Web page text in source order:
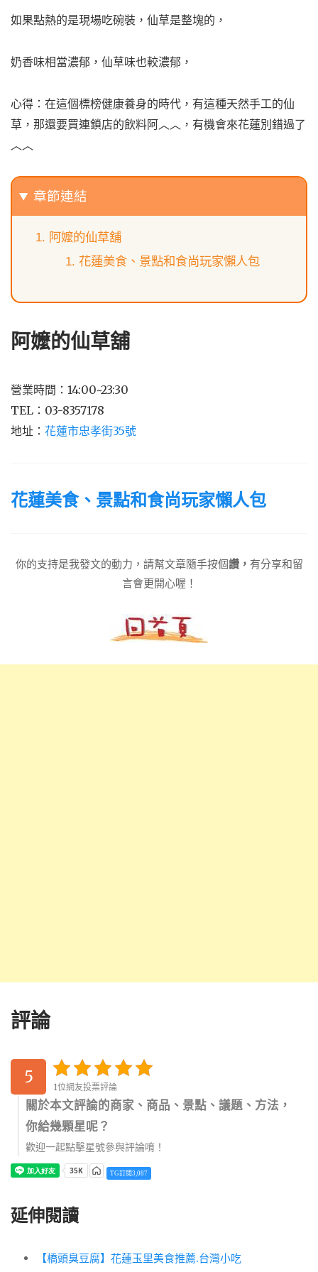
如果點熱的是現場吃碗裝，仙草是整塊的，
奶香味相當濃郁，仙草味也較濃郁，
心得：在這個標榜健康養身的時代，有這種天然手工的仙
草，那還要買連鎖店的飲料阿︿︿，有機會來花蓮別錯過了
︿︿
章節連結
阿嬤的仙草舖
花蓮美食、景點和食尚玩家懶人包
阿嬤的仙草舖
營業時間：14:00~23:30
TEL：03-8357178
地址： 花蓮市忠孝街35號
花蓮美食、景點和食尚玩家懶人包
你的支持是我發文的動力，請幫文章隨手按個讚， 有分享和留
言會更開心喔！
評論
5
1位網友投票評論
關於本文評論的商家、商品、景點、議題、方法，
你給幾顆星呢？
歡迎一起點擊星號參與評論唷！
TG訂閱3,087
延伸閱讀
【橋頭臭豆腐】花蓮玉里美食推薦.台灣小吃